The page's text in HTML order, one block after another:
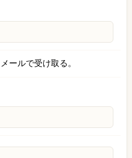
ールで受け取る。